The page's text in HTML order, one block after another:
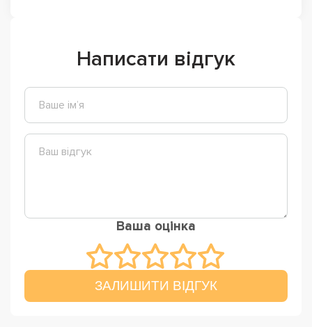
Написати відгук
Ваша оцінка
ЗАЛИШИТИ ВІДГУК